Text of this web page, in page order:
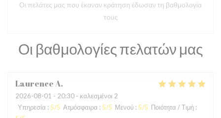
Οι βαθμολογίες πελατών μας
LaurenceA
2026-08-01 - 20:30 - καλεσμένοι 2
Υπηρεσία : 5/5 Ατμόσφαιρα : 5/5 Μενού : 5/5 Ποιότητα / Τιμή :
Οι πελάτες μας που έκαναν κράτηση έδωσαν τη βαθμολογία
τους